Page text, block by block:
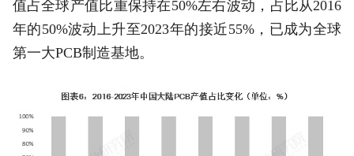
值占全球产值比重保持在50%左右波动，占比从2016
年的50%波动上升至2023年的接近55%，已成为全球
第一大PCB制造基地。